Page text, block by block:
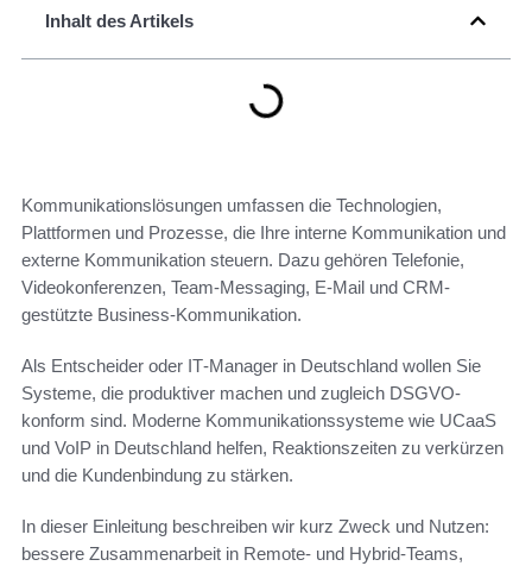
Inhalt des Artikels
Kommunikationslösungen umfassen die Technologien,
Plattformen und Prozesse, die Ihre interne Kommunikation und
externe Kommunikation steuern. Dazu gehören Telefonie,
Videokonferenzen, Team‑Messaging, E‑Mail und CRM-
gestützte Business-Kommunikation.
Als Entscheider oder IT‑Manager in Deutschland wollen Sie
Systeme, die produktiver machen und zugleich DSGVO-
konform sind. Moderne Kommunikationssysteme wie UCaaS
und VoIP in Deutschland helfen, Reaktionszeiten zu verkürzen
und die Kundenbindung zu stärken.
In dieser Einleitung beschreiben wir kurz Zweck und Nutzen:
bessere Zusammenarbeit in Remote‑ und Hybrid‑Teams,